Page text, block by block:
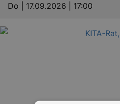
Do | 17.09.2026 | 17:00